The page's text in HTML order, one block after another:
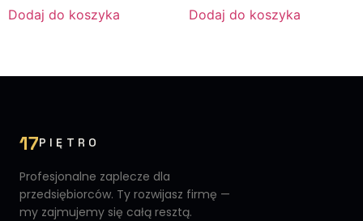
Dodaj do koszyka Dodaj do koszyka
17PIĘTRO
Profesjonalne zaplecze dla
przedsiębiorców. Ty rozwijasz firmę —
my zajmujemy się całą resztą.